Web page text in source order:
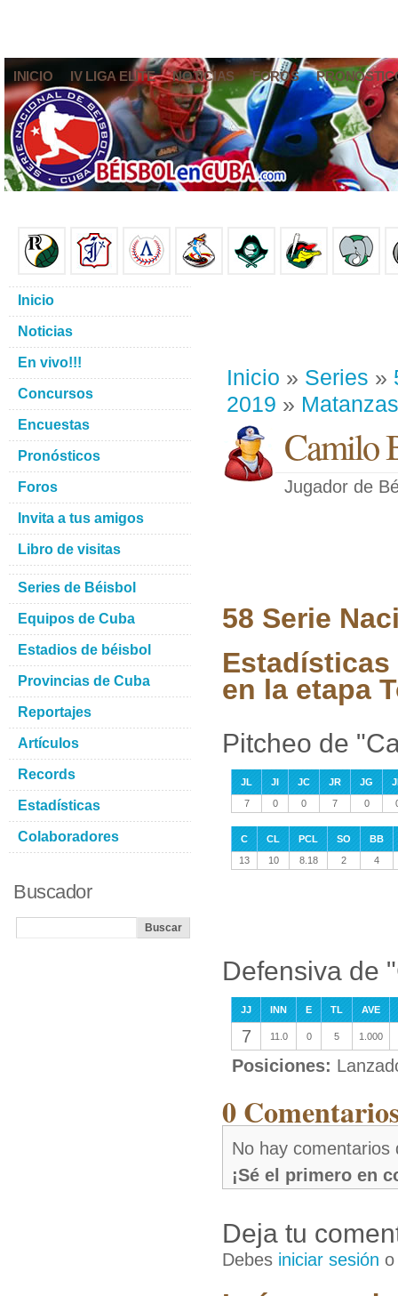
INICIO IV LIGA ELITE NOTICIAS FOROS
Inicio » Series »
2019 » Matanzas
Camilo
Jugador de
58 Serie
Estadísticas
en la etapa
Pitcheo de
JL JI JC JR JG
7
0 0 7 0
C CL PCL SO
BB
13
10 8.18 2 4
Defensiva de
JJ INN E TL AVE
7 11.0 0 5 1.000
Posiciones:
0
No hay comentarios
¡Sé el primero en
Deja tu
Debes iniciar sesión
Inicio
Noticias
En vivo!!!
Concursos
Encuestas
Pronósticos
Foros
Invita a tus amigos
Libro de visitas
Series de Béisbol
Equipos de Cuba
Estadios de béisbol
Provincias de Cuba
Reportajes
Artículos
Records
Estadísticas
Colaboradores
Buscador